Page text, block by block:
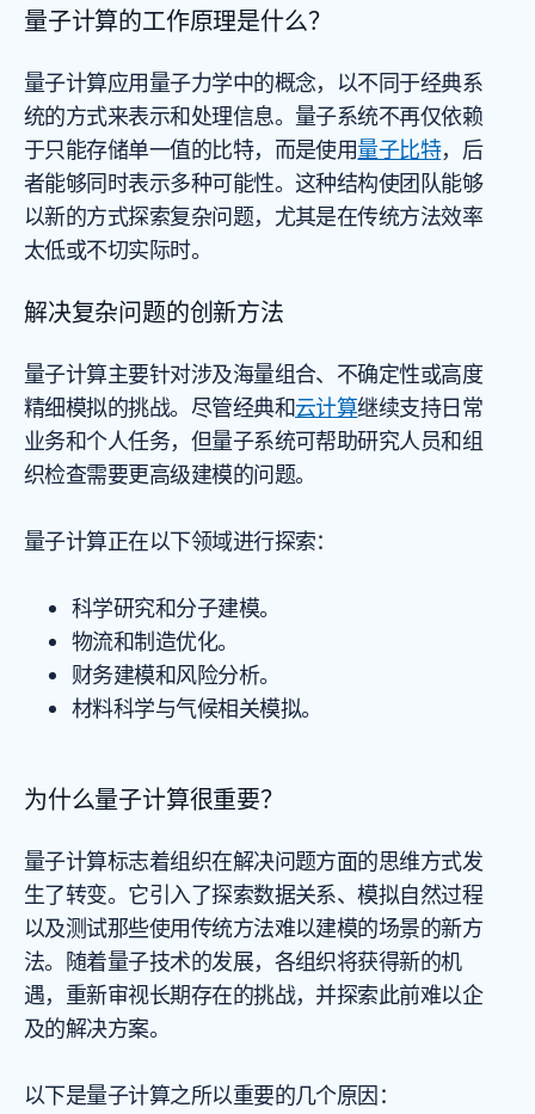
量子计算的工作原理是什么？
量子计算应用量子力学中的概念，以不同于经典系
统的方式来表示和处理信息。量子系统不再仅依赖
于只能存储单一值的比特，而是使用量子比特，后
者能够同时表示多种可能性。这种结构使团队能够
以新的方式探索复杂问题，尤其是在传统方法效率
太低或不切实际时。
解决复杂问题的创新方法
量子计算主要针对涉及海量组合、不确定性或高度
精细模拟的挑战。尽管经典和云计算继续支持日常
业务和个人任务，但量子系统可帮助研究人员和组
织检查需要更高级建模的问题。
量子计算正在以下领域进行探索：
科学研究和分子建模。
物流和制造优化。
财务建模和风险分析。
材料科学与气候相关模拟。
为什么量子计算很重要？
量子计算标志着组织在解决问题方面的思维方式发
生了转变。它引入了探索数据关系、模拟自然过程
以及测试那些使用传统方法难以建模的场景的新方
法。随着量子技术的发展，各组织将获得新的机
遇，重新审视长期存在的挑战，并探索此前难以企
及的解决方案。
以下是量子计算之所以重要的几个原因：